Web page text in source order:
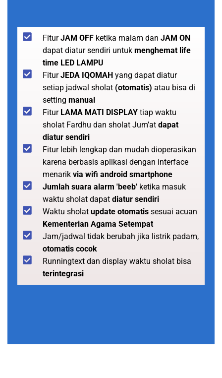
FiturJAM OFF ketika malam dan JAM ON
dapat diatur sendiri untuk menghemat life
time LED LAMPU
FiturJEDA IQOMAH yang dapat diatur
setiap jadwal sholat (otomatis) atau bisa di
setting manual
Fitur LAMA MATI DISPLAY tiap waktu
sholat Fardhu dan sholat Jum’at dapat
diatur sendiri
Fitur lebih lengkap dan mudah dioperasikan
karena berbasis aplikasi dengan interface
menarik via wifi android smartphone
Jumlah suara alarm 'beeb' ketika masuk
waktu sholat dapat diatur sendiri
Waktu sholat update otomatis sesuai acuan
Kementerian Agama Setempat
Jam/jadwal tidak berubah jika listrik padam,
otomatis cocok
Runningtext dan display waktu sholat bisa
terintegrasi